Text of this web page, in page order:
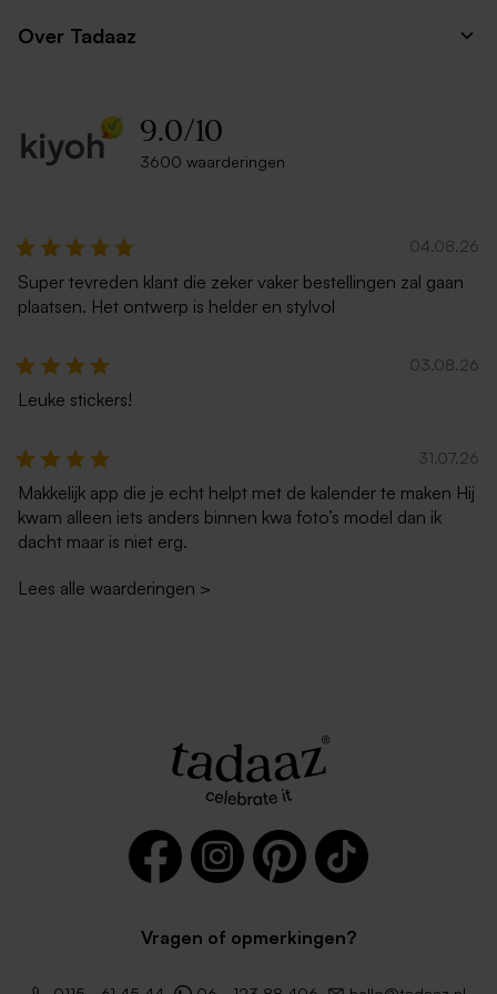
Witte zelfklevende
enveloppe met rechte klep
puntklep
Over Tadaaz
9.0/10
3600 waarderingen
04.08.26
Super tevreden klant die zeker vaker bestellingen zal gaan
plaatsen. Het ontwerp is helder en stylvol
03.08.26
Leuke stickers!
31.07.26
Makkelijk app die je echt helpt met de kalender te maken Hij
kwam alleen iets anders binnen kwa foto’s model dan ik
dacht maar is niet erg.
Lees alle waarderingen >
Vragen of opmerkingen?